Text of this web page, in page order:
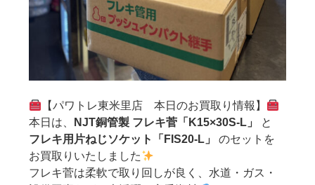
【パワトレ東米里店 本日のお買取り情報】
本日は、
NJT銅管製 フレキ菅「K15×30S-L」
と
フレキ用片ねじソケット「FIS20-L」
のセットを
お買取りいたしました
フレキ菅は柔軟で取り回しが良く、水道・ガス・